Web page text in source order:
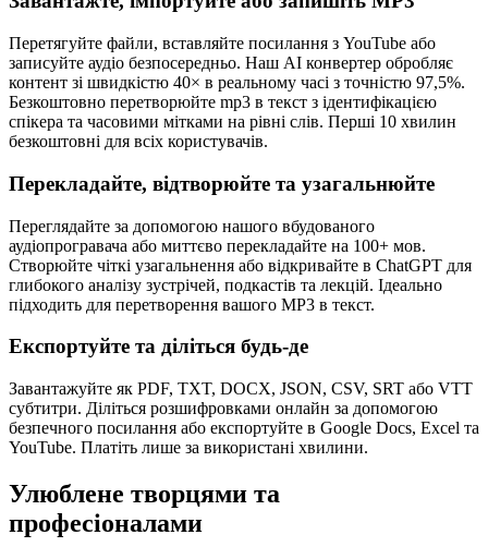
Перетягуйте файли, вставляйте посилання з YouTube або
записуйте аудіо безпосередньо. Наш AI конвертер обробляє
контент зі швидкістю 40× в реальному часі з точністю 97,5%.
Безкоштовно перетворюйте mp3 в текст з ідентифікацією
спікера та часовими мітками на рівні слів. Перші 10 хвилин
безкоштовні для всіх користувачів.
Перекладайте, відтворюйте та узагальнюйте
Переглядайте за допомогою нашого вбудованого
аудіопрогравача або миттєво перекладайте на 100+ мов.
Створюйте чіткі узагальнення або відкривайте в ChatGPT для
глибокого аналізу зустрічей, подкастів та лекцій. Ідеально
підходить для перетворення вашого MP3 в текст.
Експортуйте та діліться будь-де
Завантажуйте як PDF, TXT, DOCX, JSON, CSV, SRT або VTT
субтитри. Діліться розшифровками онлайн за допомогою
безпечного посилання або експортуйте в Google Docs, Excel та
YouTube. Платіть лише за використані хвилини.
Улюблене творцями та
професіоналами